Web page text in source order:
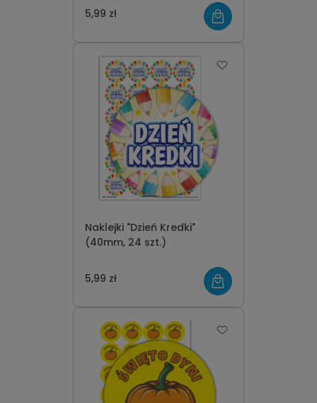
5,99 zł
Naklejki "Dzień Kredki"
(40mm, 24 szt.)
5,99 zł